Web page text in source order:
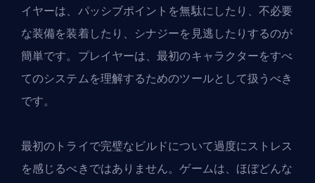
イヤーは、パッシブポイントを無駄にしたり、不必要
な装備を装着したり、シナジーを見逃したりするのが
簡単です。プレイヤーは、最初のキャラクターをすべ
てのシステムを理解するためのツールとして扱うべき
です。
最初のトライで完璧なビルドについて過度にストレス
を感じるべきではありません。ゲームは、ほぼどんな